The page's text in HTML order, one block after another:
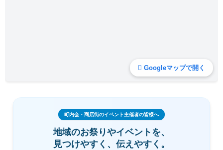
Googleマップで開く
町内会・商店街のイベント主催者の皆様へ
地域のお祭りやイベントを、
見つけやすく、伝えやすく。